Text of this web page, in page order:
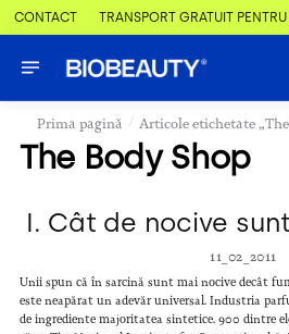
CONTACT TRANSPORT GRATUIT
Prima pagină / Articole etichetate „The
The Body Shop
I. Cât de nocive
11_02_2011
Unii spun că în sarcină sunt mai nocive decât
este neapărat un adevăr universal. Industria
de ingrediente majoritatea sintetice. 900 dintre